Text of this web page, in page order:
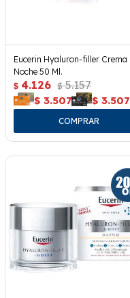
Eucerin Hyaluron-filler Crema
Noche 50 Ml.
$ 4.126 $ 5.157
$ 3.507 $ 3.507